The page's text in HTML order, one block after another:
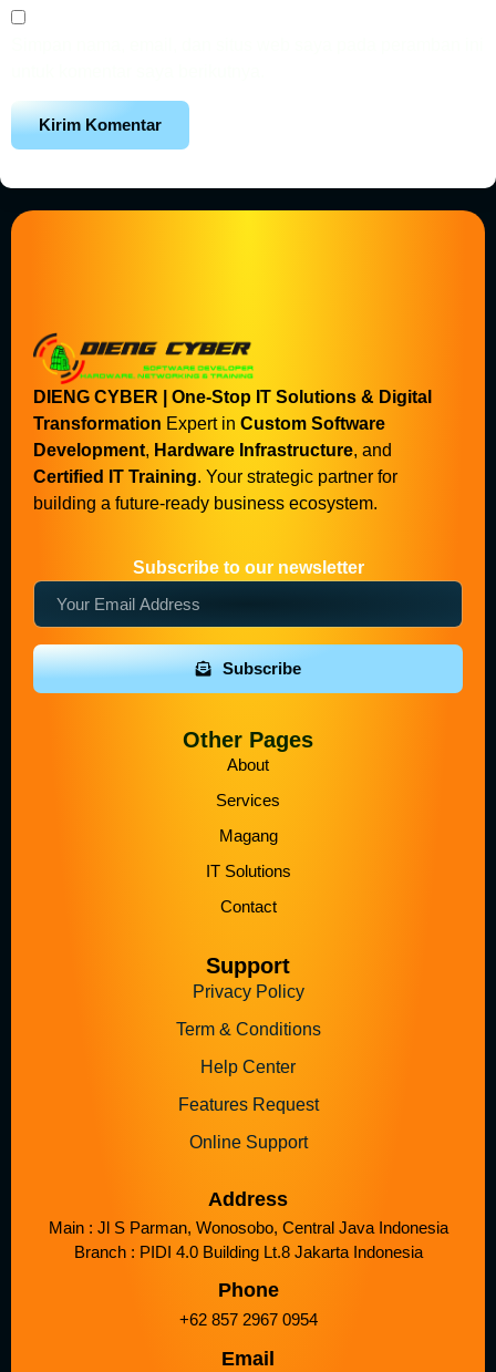
DIENG CYBER | One-Stop IT Solutions & Digital
Transformation Expert in Custom Software
Development, Hardware Infrastructure, and
Certified IT Training. Your strategic partner for
building a future-ready business ecosystem.
Subscribe to our newsletter
Subscribe
Other Pages
About
Services
Magang
IT Solutions
Contact
Support
Privacy Policy
Term & Conditions
Help Center
Features Request
Online Support
Address
Main : Jl S Parman, Wonosobo, Central Java Indonesia
Branch : PIDI 4.0 Building Lt.8 Jakarta Indonesia
Phone
+62 857 2967 0954
Email